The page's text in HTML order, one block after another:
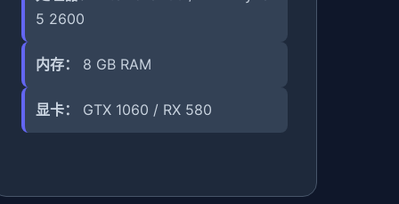
5 2600
内存： 8 GB RAM
显卡： GTX 1060 / RX 580